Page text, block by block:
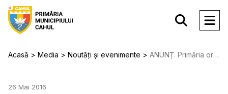
Acasă Media Noutăți și evenimente ANUNȚ. Primăria orașului Cahul vă înștiințează, că în scopul reglementării raporturilor juridice dintre operatorii care furnizează serviciul public de alimentare cu apă și de canalizare
26 Mai 2016